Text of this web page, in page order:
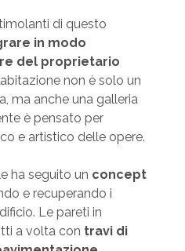
di questo
in modo
del proprietario
non è solo un
ma anche una galleria
è pensato per
e artistico delle opere.
ha seguito un concept
e recuperando i
Le pareti in
a volta con travi di